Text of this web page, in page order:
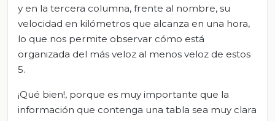
y en la tercera columna, frente al nombre, su
velocidad en kilómetros que alcanza en una hora,
lo que nos permite observar cómo está
organizada del más veloz al menos veloz de estos
5.
¡Qué bien!, porque es muy importante que la
información que contenga una tabla sea muy clara